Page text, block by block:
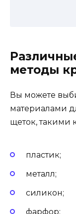
методы
Вы можете
материалами
щеток, такими
пластик;
металл;
силикон;
фарфор;